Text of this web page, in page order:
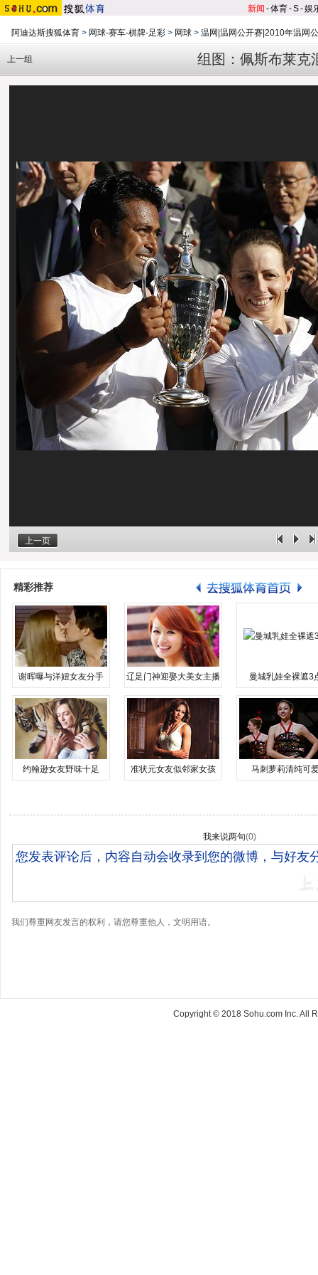
新闻 -体育-S-娱
阿迪达斯搜狐体育 > 网球-赛车-棋牌-足彩 > 网球 > 温网|温网公开赛|2010年温网
组图：佩斯布莱克
上一组
上一页
精彩推荐
谢晖曝与洋妞女友分手 辽足门神迎娶大美女主播 曼城乳娃全裸遮3
约翰逊女友野味十足 准状元女友似邻家女孩 马刺萝莉清纯可
我来说两句(0)
我们尊重网友发言的权利，请您尊重他人，文明用语。
Copyright © 2018 Sohu.com Inc. All